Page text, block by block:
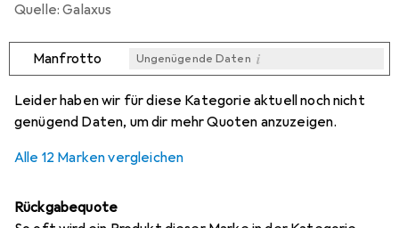
Quelle: Galaxus
Manfrotto Ungenügende Daten i
Leider haben wir für diese Kategorie aktuell noch nicht
genügend Daten, um dir mehr Quoten anzuzeigen.
Alle 12 Marken vergleichen
Rückgabequote